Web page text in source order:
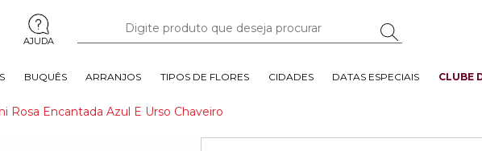
AJUDA
BUQUÊS ARRANJOS TIPOS DE FLORES CIDADES DATAS ESPECIAIS CLUBE
Rosa Encantada Azul E Urso Chaveiro